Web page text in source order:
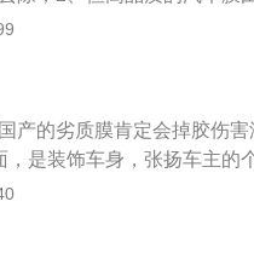
专业的工具除胶刀去掉了；
产的劣质膜肯定会掉胶伤害
是装饰车身，张扬车主的
帮助车漆的保存；2、好的
有利于贴膜的良好和快速进